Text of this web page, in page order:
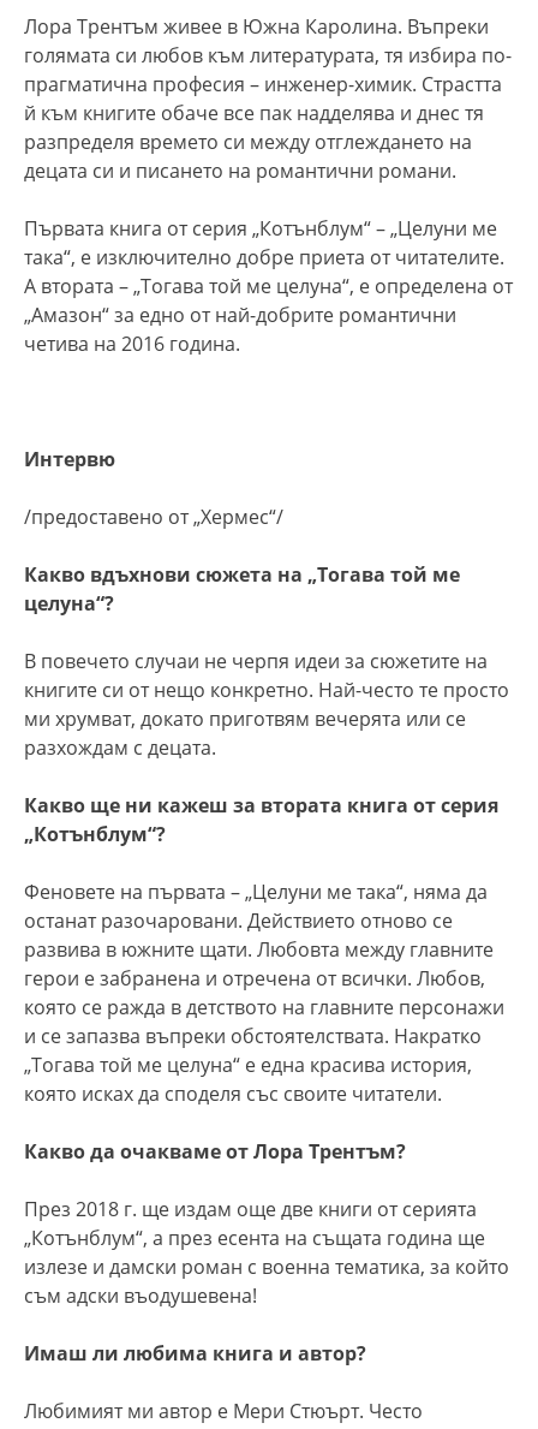
Лора Трентъм живее в Южна Каролина. Въпреки
голямата си любов към литературата, тя избира по-
прагматична професия – инженер-химик. Страстта
й към книгите обаче все пак надделява и днес тя
разпределя времето си между отглеждането на
децата си и писането на романтични романи.
Първата книга от серия „Котънблум“ – „Целуни ме
така“, е изключително добре приета от читателите.
А втората – „Тогава той ме целуна“, е определена от
„Амазон“ за едно от най-добрите романтични
четива на 2016 година.
Интервю
/предоставено от „Хермес“/
Какво вдъхнови сюжета на „Тогава той ме
целуна“?
В повечето случаи не черпя идеи за сюжетите на
книгите си от нещо конкретно. Най-често те просто
ми хрумват, докато приготвям вечерята или се
разхождам с децата.
Какво ще ни кажеш за втората книга от серия
„Котънблум“?
Феновете на първата – „Целуни ме така“, няма да
останат разочаровани. Действието отново се
развива в южните щати. Любовта между главните
герои е забранена и отречена от всички. Любов,
която се ражда в детството на главните персонажи
и се запазва въпреки обстоятелствата. Накратко
„Тогава той ме целуна“ е една красива история,
която исках да споделя със своите читатели.
Какво да очакваме от Лора Трентъм?
През 2018 г. ще издам още две книги от серията
„Котънблум“, а през есента на същата година ще
излезе и дамски роман с военна тематика, за който
съм адски въодушевена!
Имаш ли любима книга и автор?
Любимият ми автор е Мери Стюърт. Често